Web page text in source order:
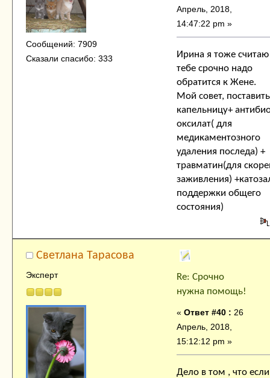
Сообщений: 7909
Сказали спасибо: 333
Апрель, 2018,
14:47:22 pm »
Ирина я тоже считаю
тебе срочно надо
обратится к Жене.
Мой совет,
капельницу+
оксилат( для
медикаментозного
удаления последа) +
травматин(для
заживления)
поддержки общего
состояния)
Cветлана Тарасова
Эксперт
Re: Срочно
нужна помощь!
« Ответ #40 : 26
Апрель, 2018,
15:12:12 pm »
Дело в том , что